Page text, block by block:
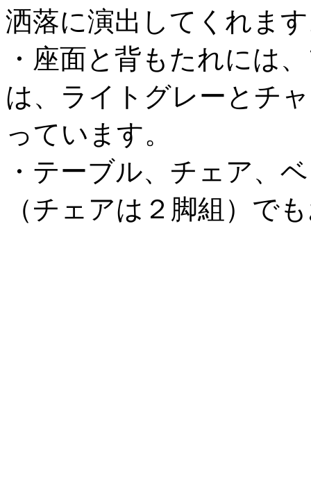
洒落に演出してくれま
・座面と背もたれには
は、ライトグレーとチ
っています。
・テーブル、チェア、
（チェアは２脚組）で